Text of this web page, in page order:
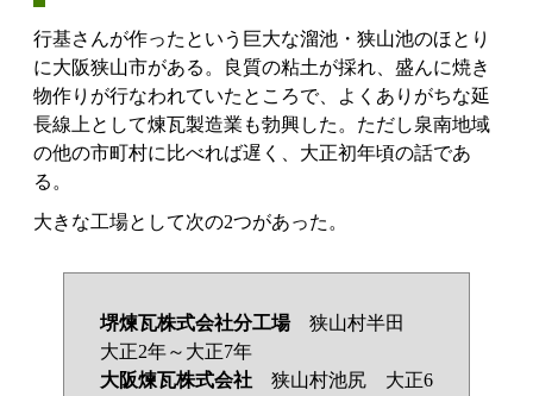
行基さんが作ったという巨大な溜池・狭山池のほとり
に大阪狭山市がある。良質の粘土が採れ、盛んに焼き
物作りが行なわれていたところで、よくありがちな延
長線上として煉瓦製造業も勃興した。ただし泉南地域
の他の市町村に比べれば遅く、大正初年頃の話であ
る。
大きな工場として次の2つがあった。
堺煉瓦株式会社分工場狭山村半田
大正2年～大正7年
大阪煉瓦株式会社 狭山村池尻 大正6